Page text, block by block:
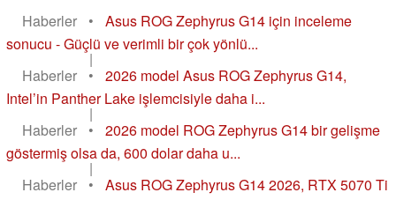
Haberler
•
Asus ROG Zephyrus G14 için inceleme
sonucu - Güçlü ve verimli bir çok yönlü...
|
Haberler
•
2026 model Asus ROG Zephyrus G14,
Intel’in Panther Lake işlemcisiyle daha i...
|
Haberler
•
2026 model ROG Zephyrus G14 bir gelişme
göstermiş olsa da, 600 dolar daha u...
|
Haberler
•
Asus ROG Zephyrus G14 2026, RTX 5070 Ti